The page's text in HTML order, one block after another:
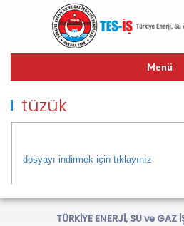
Menü
ANASAYFA
TARİHÇE
YAYINLARIMIZ
TOPLU İŞ SÖZLEŞMESİ
HUKUK
tüzük
dosyayı indirmek için tıklayınız
TÜRKİYE ENERJİ, SU ve GAZ